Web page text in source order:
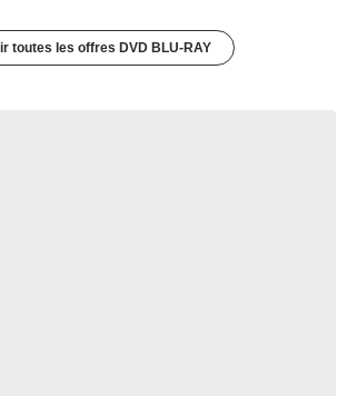
toutes les offres DVD BLU-RAY